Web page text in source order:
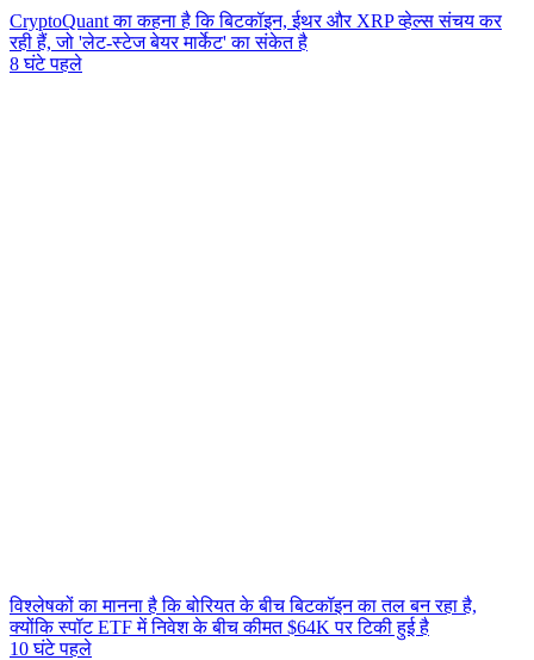
CryptoQuant का कहना है कि बिटकॉइन, ईथर और XRP व्हेल्स संचय कर
रही हैं, जो 'लेट-स्टेज बेयर मार्केट' का संकेत है
8 घंटे पहले
विश्लेषकों का मानना है कि बोरियत के बीच बिटकॉइन का तल बन रहा है,
क्योंकि स्पॉट ETF में निवेश के बीच कीमत $64K पर टिकी हुई है
10 घंटे पहले